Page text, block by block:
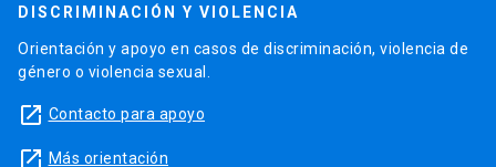
DISCRIMINACIÓN Y VIOLENCIA
Orientación y apoyo en casos de discriminación, violencia de
género o violencia sexual.
launch Contacto para apoyo
launch Más orientación